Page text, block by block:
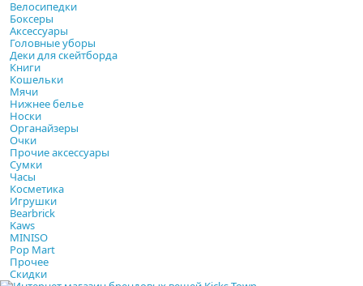
Велосипедки
Боксеры
Аксессуары
Головные уборы
Деки для скейтборда
Книги
Кошельки
Мячи
Нижнее белье
Носки
Органайзеры
Очки
Прочие аксессуары
Сумки
Часы
Косметика
Игрушки
Bearbrick
Kaws
MINISO
Pop Mart
Прочее
Скидки